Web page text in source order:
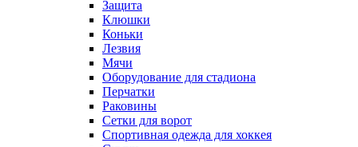
Защита
Клюшки
Коньки
Лезвия
Мячи
Оборудование для стадиона
Перчатки
Раковины
Сетки для ворот
Спортивная одежда для хоккея